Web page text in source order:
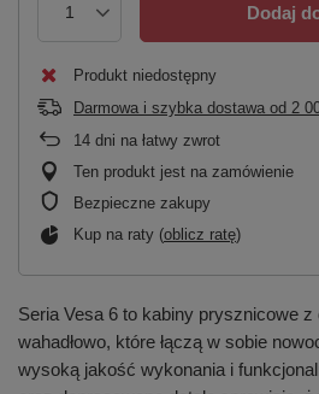
Dodaj
Produkt niedostępny
Darmowa i szybka dostawa od 2
14 dni na łatwy zwrot
Ten produkt jest na zamówienie
Bezpieczne zakupy
Kup na raty (oblicz ratę)
Seria Vesa 6 to kabiny prysznicowe
wahadłowo, które łączą w sobie
wysoką jakość wykonania i